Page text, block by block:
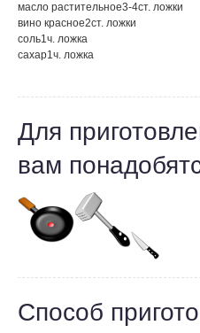
масло растительное3-4ст. ложки
вино красное2ст. ложки
соль1ч. ложка
сахар1ч. ложка
Для
вам
Способ